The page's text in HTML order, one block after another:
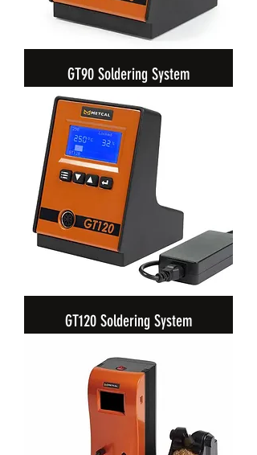
GT90 Soldering System
GT120 Soldering System